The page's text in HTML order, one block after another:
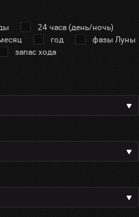
24 часа (день/ночь)
год
фазы Луны
запас хода